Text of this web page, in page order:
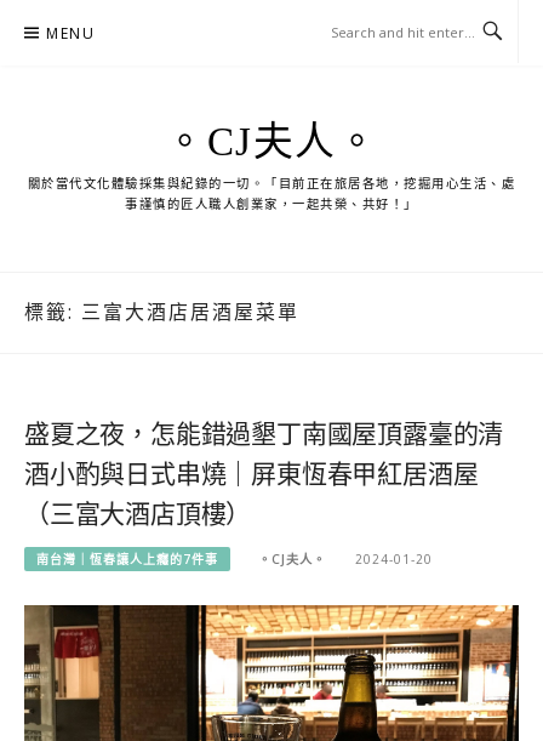
MENU
。CJ夫人。
關於當代文化體驗採集與紀錄的一切。「目前正在旅居各地，挖掘用心生活、處
事謹慎的匠人職人創業家，一起共榮、共好！」
標籤: 三富大酒店居酒屋菜單
盛夏之夜，怎能錯過墾丁南國屋頂露臺的清
酒小酌與日式串燒｜屏東恆春甲紅居酒屋
（三富大酒店頂樓）
南台灣｜恆春讓人上癮的7件事 。CJ夫人。 2024-01-20